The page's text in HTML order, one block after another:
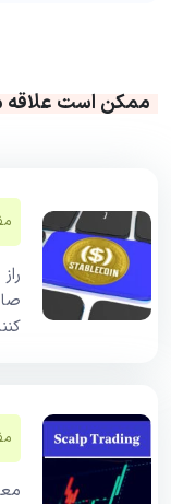
ممکن است علاقه